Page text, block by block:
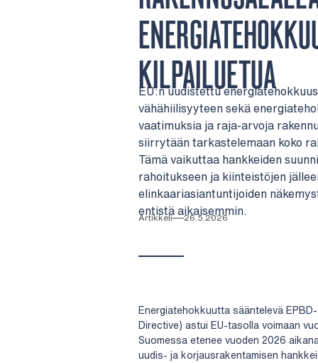
KILPAILUETUA
EU:n uudistettu
vähähiilisyyteen sekä
vaatimuksia ja raja-arvoja
siirrytään tarkastelemaan koko
Tämä vaikuttaa hankkeiden
rahoitukseen ja kiinteistöjen
elinkaariasiantuntijoiden
entistä aikaisemmin.
Artikkeli 26.5.2026
Energiatehokkuutta sääntelevä
Directive) astui EU-tasolla voimaan
Suomessa etenee vuoden 2026
uudis- ja korjausrakentamisen